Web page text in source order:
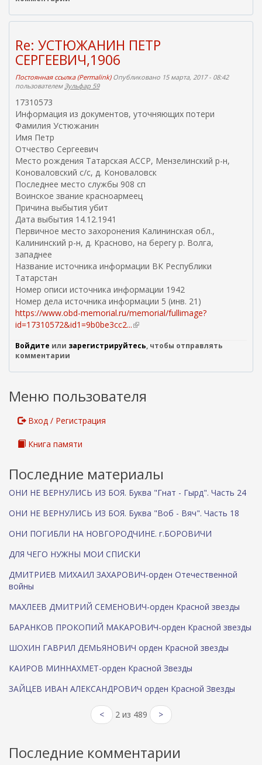
с
а
ш
я
я
с
с
ы
а
Re: УСТЮЖАНИН ПЕТР
СЕРГЕЕВИЧ,1906
Постоянная ссылка (Permalink)Опубликовано 15 марта, 2017 - 08:42
пользователемЗульфар 59
17310573
Информация из документов, уточняющих потери
Фамилия Устюжанин
Имя Петр
Отчество Сергеевич
Место рождения Татарская АССР, Мензелинский р-н,
Коноваловский с/с, д. Коноваловск
Последнее место службы 908 сп
Воинское звание красноармеец
Причина выбытия убит
Дата выбытия 14.12.1941
Первичное место захоронения Калининская обл.,
Калининский р-н, д. Красново, на берегу р. Волга,
западнее
Название источника информации ВК Республики
Татарстан
Номер описи источника информации 1942
Номер дела источника информации 5 (инв. 21)
https://www.obd-memorial.ru/memorial/fullimage?
id=17310572&id1=9b0be3cc2...(
н
ш
я
а
)
Войдите или зарегистрируйтесь, чтобы отправлять
комментарии
Меню пользователя
Вход / Регистрация
Книга памяти
Последние материалы
ОНИ НЕ ВЕРНУЛИСЬ ИЗ БОЯ. Буква "Гнат - Гырд". Часть 24
ОНИ НЕ ВЕРНУЛИСЬ ИЗ БОЯ. Буква "Воб - Вяч". Часть 18
ОНИ ПОГИБЛИ НА НОВГОРОДЧИНЕ. г.БОРОВИЧИ
ДЛЯ ЧЕГО НУЖНЫ МОИ СПИСКИ
ДМИТРИЕВ МИХАИЛ ЗАХАРОВИЧ-орден Отечественной
войны
МАХЛЕЕВ ДМИТРИЙ СЕМЕНОВИЧ-орден Красной звезды
БАРАНКОВ ПРОКОПИЙ МАКАРОВИЧ-орден Красной звезды
ШОХИН ГАВРИЛ ДЕМЬЯНОВИЧ орден Красной звезды
КАИРОВ МИННАХМЕТ-орден Красной Звезды
ЗАЙЦЕВ ИВАН АЛЕКСАНДРОВИЧ орден Красной Звезды
< 2 из 489 >
Последние комментарии